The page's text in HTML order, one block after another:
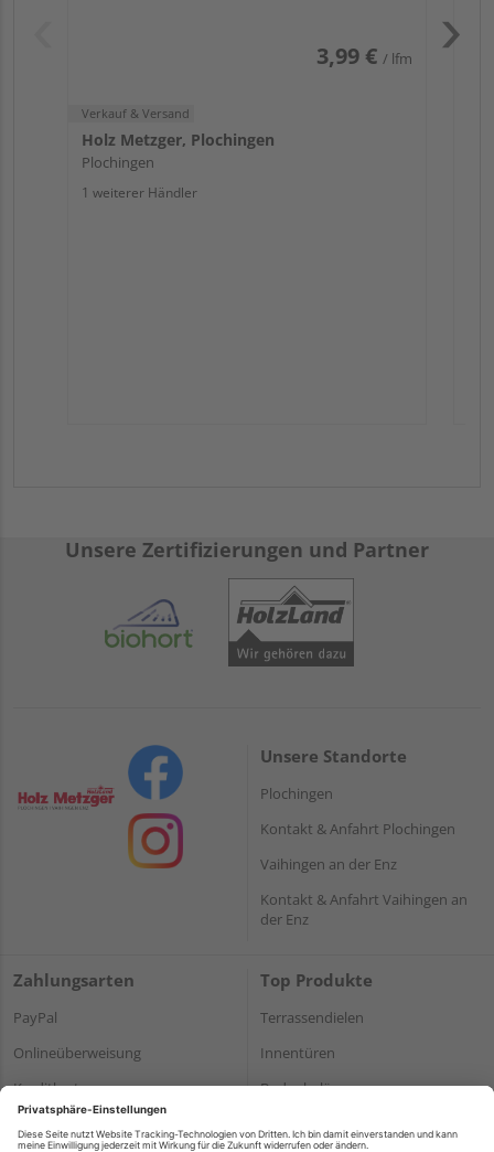
3,99 € / lfm
Verkauf & Versand
Holz Metzger, Plochingen
Plochingen
1 weiterer Händler
Unsere Zertifizierungen und Partner
Unsere Standorte
Plochingen
Kontakt & Anfahrt Plochingen
Vaihingen an der Enz
Kontakt & Anfahrt Vaihingen an
der Enz
Zahlungsarten
PayPal
Onlineüberweisung
Kreditkarte
Top Produkte
Terrassendielen
Innentüren
Bodenbeläge